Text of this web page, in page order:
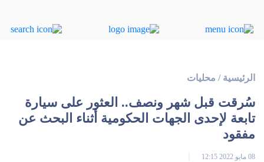
الرئيسية / محليات
سُرقت قبل شهر ونصف.. العثور على سيارة
تابعة لإحدى الجهات الحكومية أثناء البحث عن
مفقود
08 مايو 2022 12:15